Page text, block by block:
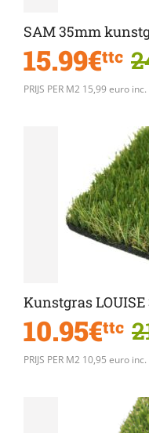
SAM 35mm
15.99€ttc
PRIJS PER M2 15,99 euro
Kunstgras
10.95€ttc
PRIJS PER M2 10,95 euro